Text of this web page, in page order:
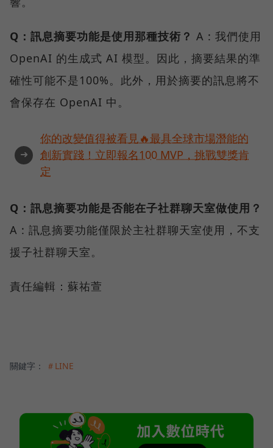
Q：訊息摘要功能是使用那種技術？ A : 我們使用
OpenAI 的生成式 AI 模型。因此，摘要結果的準
確性可能不是100%。此外，用於摘要的訊息將不
會保存在 OpenAI 中。
➜
你的改變值得被看見🔥最具全球市場潛能的
創新實踐！立即報名100 MVP，挑戰雙獎肯
定
Q：訊息摘要功能是否能在子社群聊天室做使用？
A : 訊息摘要功能僅限於主社群聊天室使用，不支
援子社群聊天室。
責任編輯：蘇祐萱
關鍵字： ＃LINE